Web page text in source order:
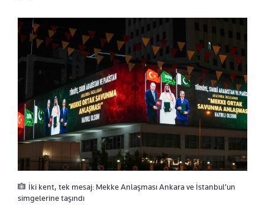
İki kent, tek mesaj: Mekke Anlaşması Ankara ve İstanbul’un
simgelerine taşındı